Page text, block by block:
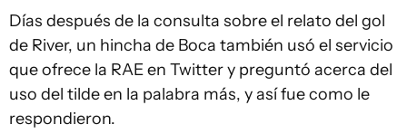
Días después de la consulta sobre el relato del gol
de River, un hincha de Boca también usó el servicio
que ofrece la RAE en Twitter y preguntó acerca del
uso del tilde en la palabra más, y así fue como le
respondieron.